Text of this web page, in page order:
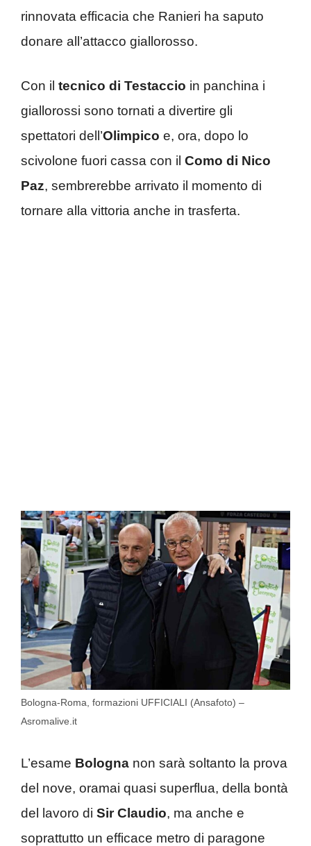
rinnovata efficacia che Ranieri ha saputo
donare all’attacco giallorosso.
Con il tecnico di Testaccio in panchina i
giallorossi sono tornati a divertire gli
spettatori dell’Olimpico e, ora, dopo lo
scivolone fuori cassa con il Como di Nico
Paz, sembrerebbe arrivato il momento di
tornare alla vittoria anche in trasferta.
Bologna-Roma, formazioni UFFICIALI (Ansafoto) –
Asromalive.it
L’esame Bologna non sarà soltanto la prova
del nove, oramai quasi superflua, della bontà
del lavoro di Sir Claudio, ma anche e
soprattutto un efficace metro di paragone